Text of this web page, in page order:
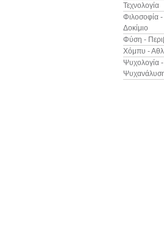
Τεχνολογία
Φιλοσοφία
Δοκίμιο
Φύση -
Χόμπυ -
Ψυχολογία